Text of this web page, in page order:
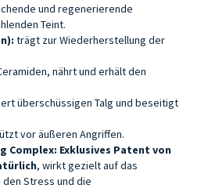
und regenerierende
Teint.
trägt zur Wiederherstellung der
nährt und erhält den
überschüssigen Talg und beseitigt
vor äußeren Angriffen.
Complex: Exklusives Patent von
, wirkt gezielt auf das
Stress und die